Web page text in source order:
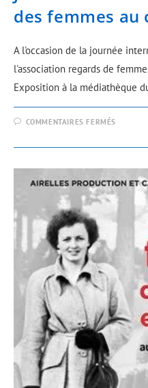
des femmes au
A l'occasion de la journée
l'association regards de
Exposition à la médiathèque
COMMENTAIRES FERMÉS